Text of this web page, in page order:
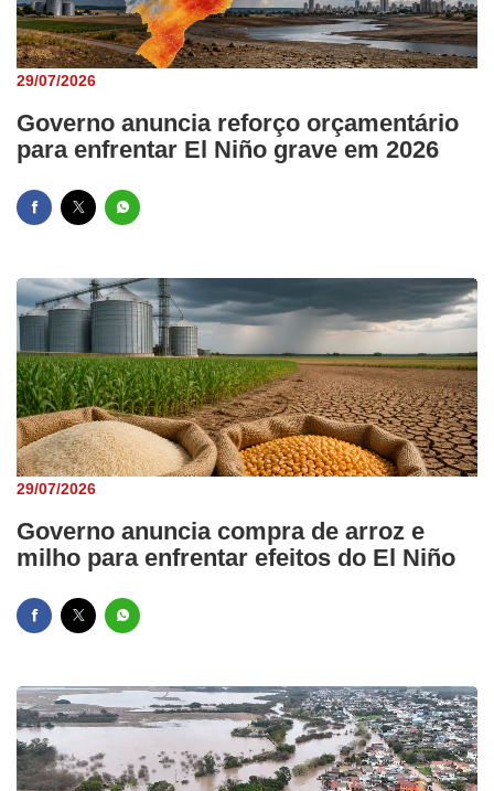
29/07/2026
Governo anuncia reforço orçamentário
para enfrentar El Niño grave em 2026
29/07/2026
Governo anuncia compra de arroz e
milho para enfrentar efeitos do El Niño